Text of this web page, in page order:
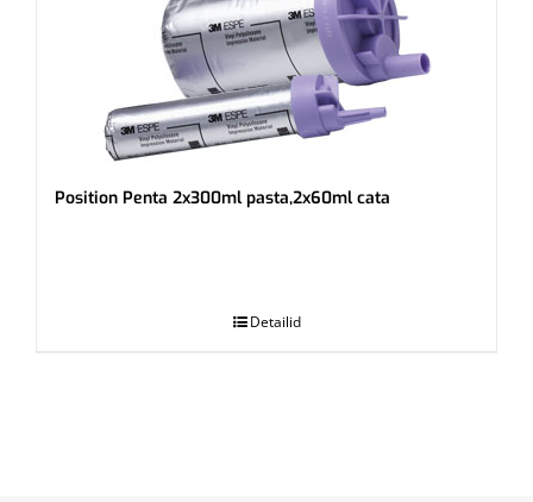
Position Penta 2x300ml pasta,2x60ml cata
Detailid